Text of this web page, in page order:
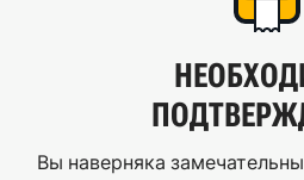
Вы наверняка